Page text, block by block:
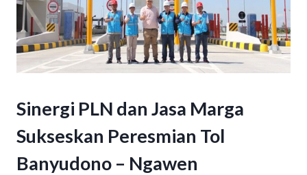
Sinergi PLN dan Jasa Marga
Sukseskan Peresmian Tol
Banyudono – Ngawen